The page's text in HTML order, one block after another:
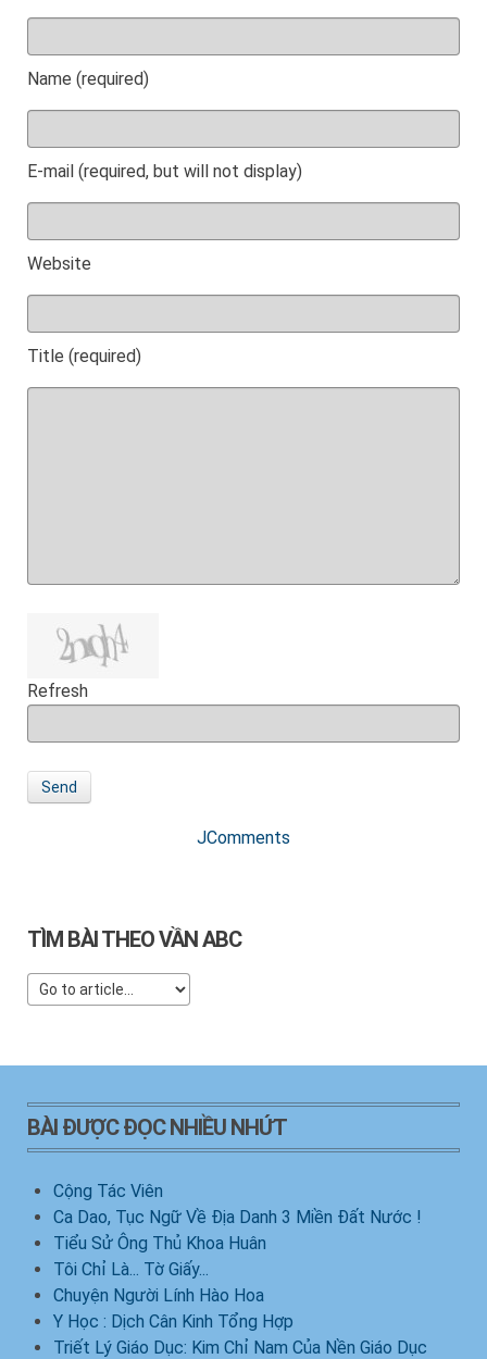
Name (required)
E-mail (required, but will not display)
Website
Title (required)
Refresh
Send
JComments
TÌM BÀI THEO VẦN ABC
BÀI ĐƯỢC ĐỌC NHIỀU NHỨT
Cộng Tác Viên
Ca Dao, Tục Ngữ Về Địa Danh 3 Miền Đất Nước !
Tiểu Sử Ông Thủ Khoa Huân
Tôi Chỉ Là... Tờ Giấy...
Chuyện Người Lính Hào Hoa
Y Học : Dịch Cân Kinh Tổng Hợp
Triết Lý Giáo Dục: Kim Chỉ Nam Của Nền Giáo Dục